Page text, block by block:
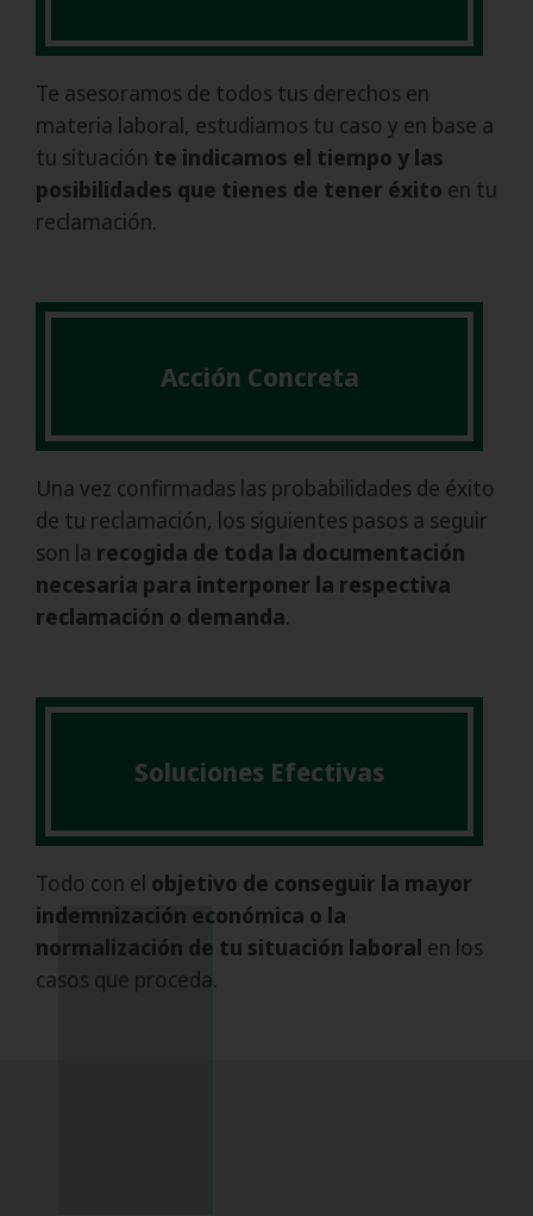
Te asesoramos de todos tus derechos en
materia laboral, estudiamos tu caso y en base a
tu situación te indicamos el tiempo y las
posibilidades que tienes de tener éxito en tu
reclamación.
Acción Concreta
Una vez confirmadas las probabilidades de éxito
de tu reclamación, los siguientes pasos a seguir
son la recogida de toda la documentación
necesaria para interponer la respectiva
reclamación o demanda.
Soluciones Efectivas
Todo con el objetivo de conseguir la mayor
indemnización económica o la
normalización de tu situación laboral en los
casos que proceda.